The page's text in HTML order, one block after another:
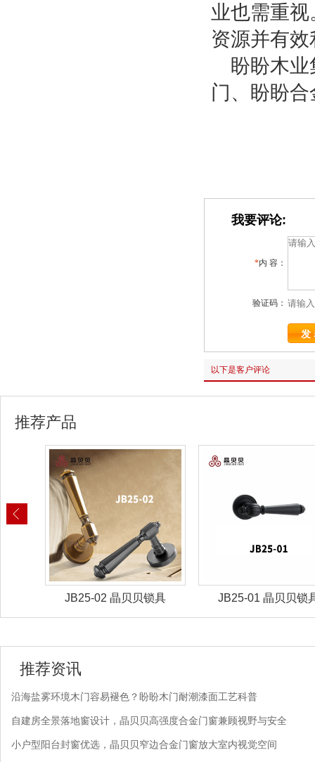
业也需重
资源并有
盼盼木
门、盼盼
我要评论:
*内 容：
验证码：
以下是客户评论
推荐产品
JB25-02 晶贝贝锁具 JB25-01 晶贝贝锁
推荐资讯
沿海盐雾环境木门容易褪色？盼盼木门耐潮漆面工艺科普
自建房全景落地窗设计，晶贝贝高强度合金门窗兼顾视野与安全
小户型阳台封窗优选，晶贝贝窄边合金门窗放大室内视觉空间